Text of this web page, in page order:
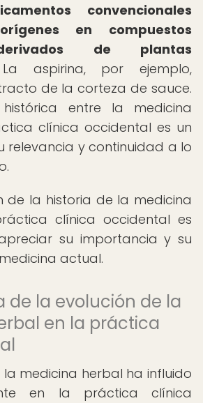
convencionales
en compuestos
de plantas
aspirina, por ejemplo,
de la corteza de sauce.
histórica entre la medicina
clínica occidental es un
relevancia y continuidad a lo
de la historia de la medicina
clínica occidental es
su importancia y su
actual.
de la evolución de la
en la práctica
la medicina herbal ha influido
en la práctica clínica